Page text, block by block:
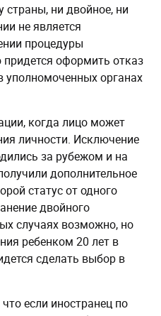
страны, ни двойное, ни
не является
процедуры
придется оформить отказ
уполномоченных органах
когда лицо может
личности. Исключение
за рубежом и на
дополнительное
статус от одного
двойного
случаях возможно, но
ребенком 20 лет в
сделать выбор в
если иностранец по